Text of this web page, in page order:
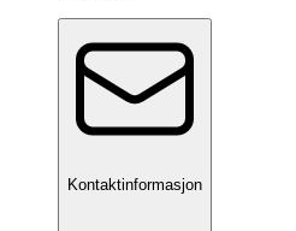
Kontaktinformasjon